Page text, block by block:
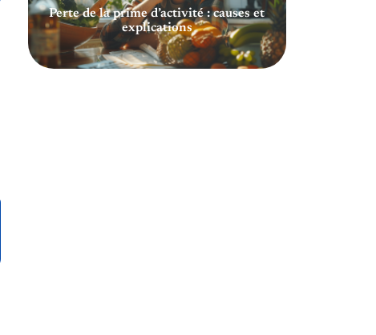
Perte de la prime d’activité : causes et
explications